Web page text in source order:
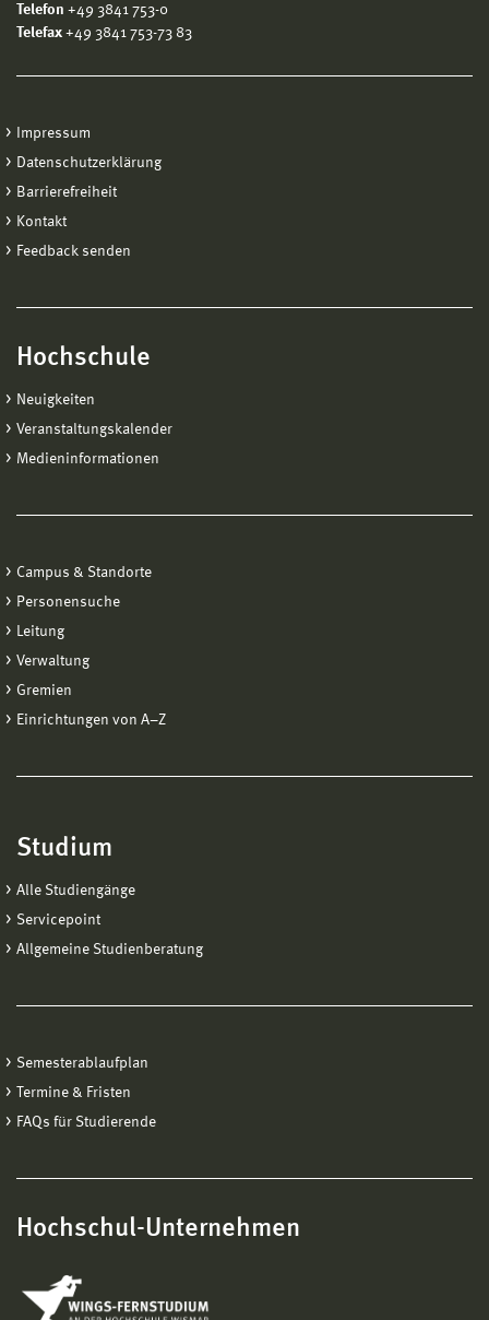
Telefon +49 3841 753-0
Telefax +49 3841 753-73 83
Impressum
Datenschutzerklärung
Barrierefreiheit
Kontakt
Feedback senden
Hochschule
Neuigkeiten
Veranstaltungskalender
Medieninformationen
Campus & Standorte
Personensuche
Leitung
Verwaltung
Gremien
Einrichtungen von A−Z
Studium
Alle Studiengänge
Servicepoint
Allgemeine Studienberatung
Semesterablaufplan
Termine & Fristen
FAQs für Studierende
Hochschul-Unternehmen